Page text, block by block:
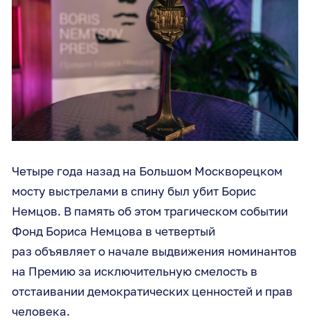
Четыре года назад на Большом Москворецком
мосту выстрелами в спину был убит Борис
Немцов. В память об этом трагическом событии
Фонд Бориса Немцова в четвертый
раз объявляет о начале выдвижения номинантов
на Премию за исключительную смелость в
отстаивании демократических ценностей и прав
человека.